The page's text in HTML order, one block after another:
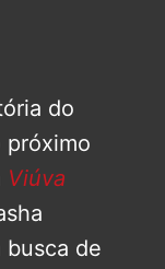
do
próximo
Viúva
busca de